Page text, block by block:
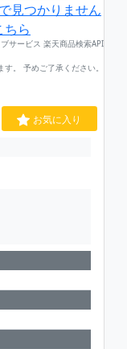
見つかりません
ちら
サービス 楽天商品検索API
。 予めご了承ください。
お気に入り